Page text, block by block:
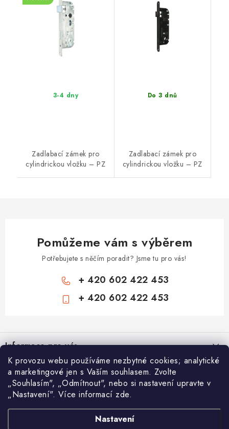
K provozu webu používáme nezbytné cookies; analytické
a marketingové jen s Vaším souhlasem. Zvolte
„Souhlasím", „Odmítnout", nebo si nastavení upravte v
„Nastavení". Více informací zde.
Nastavení
3-4 dny
Zadlabací zámek pro
cylindrickou vložku – PZ
Do 3 dnů
Zadlabací zámek pro
cylindrickou vložku – PZ
Pomůžeme vám s výběrem
Potřebujete s něčím poradit? Jsme tu pro vás!
+ 420 602 422 453
+ 420 602 422 453
á
pInformace pro vás
Zámečnické služby
Státní instituce
Bezpečnostní třídy - PYRAMIDA BEZPEČNOSTI
Nákupní košík
0KS /0 KČ
Vyhledávání
HLEDAT
AAA Trezory VA & MA, s.r.o.